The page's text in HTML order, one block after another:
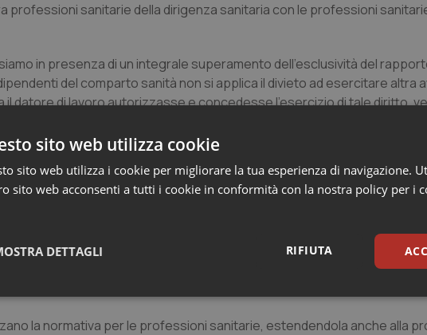
sanitarie della dirigenza sanitaria con le professioni
in presenza di un integrale superamento dell’esclusività del
del comparto sanità non si applica il divieto ad esercitare altra
datore di lavoro autorizzasse e concedesse l’esercizio di tale diritto,
di orario di lavoro da svolgere e che l’usufrutto di tale diritto non
aziendale e quello straordinario per garantire il recupero e lo
o attività esterni possano essere autorizzati né a quale regime
né a quale contributo previdenziale bisognerà fare
ordinaria INPS) , quindi tutto da precisare con quesiti, circolari
nei trenta mesi o poco meno di vigenza della
delle c.d. prestazioni aggiuntive che non prevede alcuna
la normativa per le professioni sanitarie, estendendola anche alla
sito web utilizza cookie
sito web utilizza i cookie per migliorare la tua esperienza di navigazione.
sito web acconsenti a tutti i cookie in conformità con la nostra policy per i
RIFIUTA
DETTAGLI
Necessari Statistici